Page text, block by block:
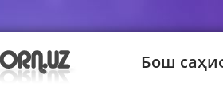
Бош